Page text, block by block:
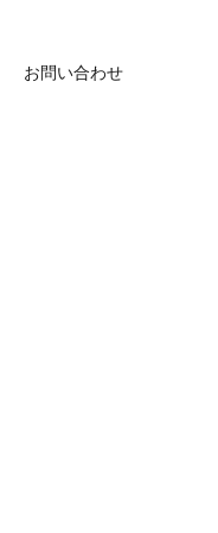
お問い合わせ